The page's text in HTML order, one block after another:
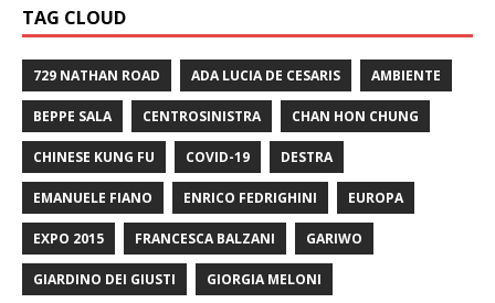
TAG CLOUD
729 NATHAN ROAD ADA LUCIA DE CESARIS AMBIENTE
BEPPE SALA CENTROSINISTRA CHAN HON CHUNG
CHINESE KUNG FU COVID-19 DESTRA
EMANUELE FIANO ENRICO FEDRIGHINI EUROPA
EXPO 2015 FRANCESCA BALZANI GARIWO
GIARDINO DEI GIUSTI GIORGIA MELONI